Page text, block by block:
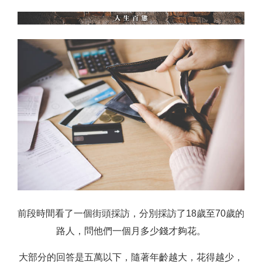
前段時間看了一個街頭採訪，分別採訪了18歲至70歲的
路人，問他們一個月多少錢才夠花。
大部分的回答是五萬以下，隨著年齡越大，花得越少，